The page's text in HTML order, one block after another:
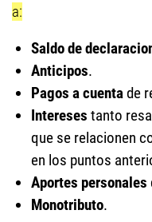
a:
Saldo de
Anticipos.
Pagos a cuentade
Intereses tanto
que se relacionen
en los puntos
Aportes personales
Monotributo.